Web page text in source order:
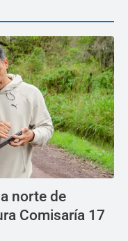
norte de
Comisaría 17